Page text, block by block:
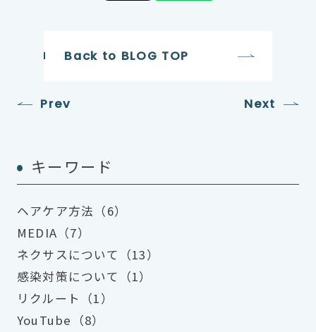
Prev
Back to BLOG TOP
Next
キーワード
ヘアケア方法（6）
MEDIA（7）
ネクサスについて（13）
感染対策について（1）
リクルート（1）
YouTube（8）